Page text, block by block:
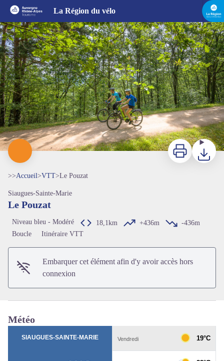
La Région du vélo
MAZET_J_OT
Imprimer
>>Accueil>VTT>Le Pouzat
Siaugues-Sainte-Marie
Le Pouzat
Niveau bleu - Modéré 18,1km +436m
-436m
Boucle
Itinéraire VTT
Embarquer cet élément afin d'y avoir accès hors
connexion
Météo